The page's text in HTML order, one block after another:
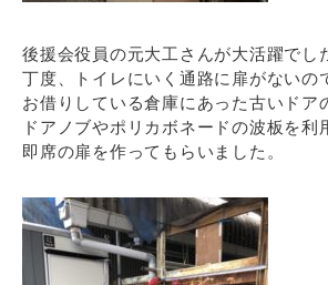
後援会役員の元大工さんが大活躍でし
丁度、トイレにいく通路に扉がないの
お借りしている倉庫にあった古いドア
ドアノブやポリカボネードの波板を利
即席の扉を作ってもらいました。